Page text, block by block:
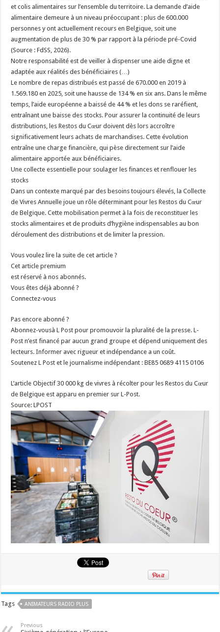
et colis alimentaires sur l’ensemble du territoire. La demande d’aide
alimentaire demeure à un niveau préoccupant : plus de 600.000
personnes y ont actuellement recours en Belgique, soit une
augmentation de plus de 30 % par rapport à la période pré-Covid
(Source : FdSS, 2026).
Notre responsabilité est de veiller à dispenser une aide digne et
adaptée aux réalités des bénéficiaires (…)
Le nombre de repas distribués est passé de 670.000 en 2019 à
1.569.180 en 2025, soit une hausse de 134 % en six ans. Dans le même
temps, l’aide européenne a baissé de 44 % et les dons se raréfient,
entraînant une baisse des stocks. Pour assurer la continuité de leurs
distributions, les Restos du Cœur doivent dès lors accroître
significativement leurs achats de marchandises. Cette évolution
entraîne une charge financière, qui pèse directement sur l’aide
alimentaire apportée aux bénéficiaires.
Une collecte essentielle pour soulager les finances et renflouer les
stocks
Dans un contexte marqué par des besoins toujours élevés, la Collecte
de Vivres Annuelle joue un rôle déterminant pour les Restos du Cœur
de Belgique. Cette mobilisation permet à la fois de reconstituer les
stocks alimentaires et de produits d’hygiène indispensables au bon
déroulement des distributions et de limiter la pression.
Vous voulez lire la suite de cet article ?
Cet article premium
est réservé à nos abonnés.
Vous êtes déjà abonné ?
Connectez-vous
Pas encore abonné ?
Abonnez-vousà L Post pour promouvoir la pluralité de la presse. L-
Post n’est financé par aucun grand groupe et dépend uniquement des
lecteurs. Informer avec rigueur et indépendance a un coût.
Soutenez L Post et le journalisme indépendant : BE85 0689 4115 0106
L’article Objectif 30 000 kg de vivres à récolter pour les Restos du Cœur
de Belgique est apparu en premier sur L-Post.
Source: LPOST
Tags ANIMATEURS RADIO PLUS
Previous